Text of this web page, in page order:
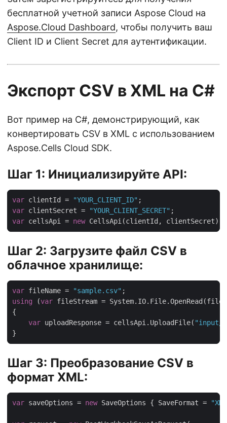
бесплатной учетной записи Aspose Cloud на
Aspose.Cloud Dashboard, чтобы получить ваш
Client ID и Client Secret для аутентификации.
Экспорт CSV в XML на C#
Вот пример на C#, демонстрирующий, как
конвертировать CSV в XML с использованием
Aspose.Cells Cloud SDK.
Шаг 1: Инициализируйте API:
var clientId = "YOUR_CLIENT_ID"
var clientSecret = "YOUR_CLIENT_SECRET"
var cellsApi = new
Шаг 2: Загрузите файл CSV в
облачное хранилище:
var fileName = "sample.csv"
using (var
var uploadResponse = cellsApi.UploadFile( "input/"
Шаг 3: Преобразование CSV в
формат XML:
var saveOptions = new SaveOptions { SaveFormat =